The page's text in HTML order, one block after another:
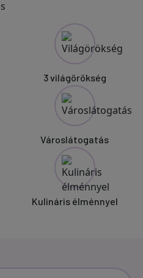
3 világörökség
Városlátogatás
Kulináris élménnyel